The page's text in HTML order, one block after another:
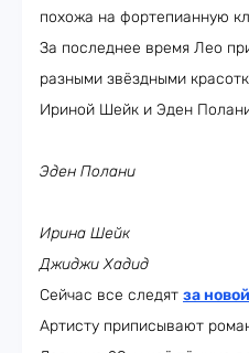
похожа на фортепианную
За последнее время Лео
разными звёздными
Ириной Шейк и Эден
Эден Полани
Ирина Шейк
Джиджи Хадид
Сейчас все следят за
Артисту приписывают